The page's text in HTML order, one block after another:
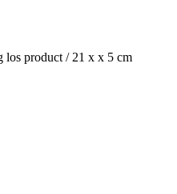
los product / 21 x x 5 cm